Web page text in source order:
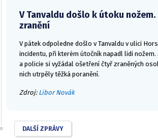
V Tanvaldu došlo k útoku
zranění
V pátek odpoledne došlo v Tanvaldu v ulici
incidentu, při kterém útočník napadl lidi nožem.
a policie si vyžádal ošetření čtyř zraněných
nich utrpěly těžká poranění.
Zdroj: Libor Novák
DALŠÍ ZPRÁVY